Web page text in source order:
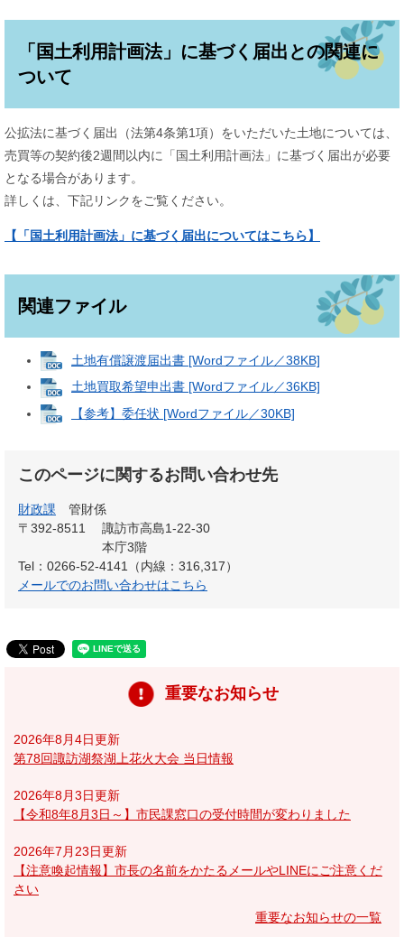
「国土利用計画法」に基づく届出との関連に
ついて
公拡法に基づく届出（法第4条第1項）をいただいた土地については、
売買等の契約後2週間以内に「国土利用計画法」に基づく届出が必要
となる場合があります。
詳しくは、下記リンクをご覧ください。
【「国土利用計画法」に基づく届出についてはこちら】
関連ファイル
土地有償譲渡届出書 [Wordファイル／38KB]
土地買取希望申出書 [Wordファイル／36KB]
【参考】委任状 [Wordファイル／30KB]
このページに関するお問い合わせ先
財政課
管財係
〒392-8511
諏訪市高島1-22-30
本庁3階
Tel：0266-52-4141（内線：316,317）
メールでのお問い合わせはこちら
重要なお知らせ
2026年8月4日更新
第78回諏訪湖祭湖上花火大会 当日情報
2026年8月3日更新
【令和8年8月3日～】市民課窓口の受付時間が変わりました
2026年7月23日更新
【注意喚起情報】市長の名前をかたるメールやLINEにご注意くだ
さい
重要なお知らせの一覧